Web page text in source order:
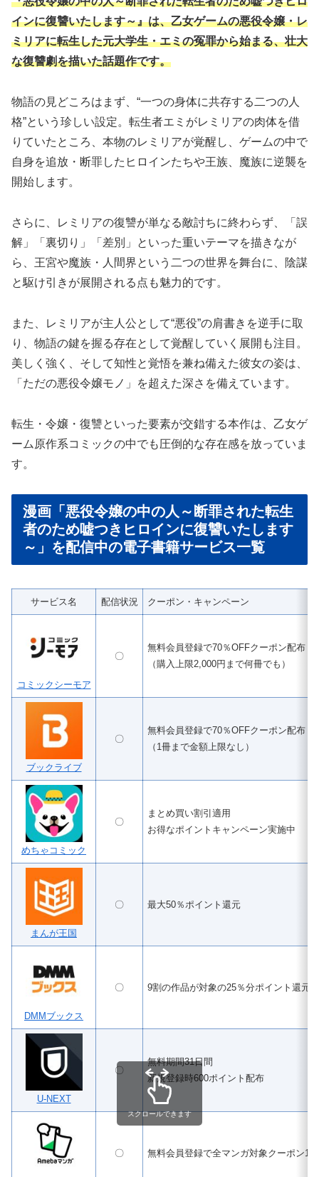
インに復讐いたします～』は、乙女ゲームの悪役令嬢・レ
ミリアに転生した元大学生・エミの冤罪から始まる、壮大
な復讐劇を描いた話題作です。
物語の見どころはまず、“一つの身体に共存する二つの人
格”という珍しい設定。転生者エミがレミリアの肉体を借
りていたところ、本物のレミリアが覚醒し、ゲームの中で
自身を追放・断罪したヒロインたちや王族、魔族に逆襲を
開始します。
さらに、レミリアの復讐が単なる敵討ちに終わらず、「誤
解」「裏切り」「差別」といった重いテーマを描きなが
ら、王宮や魔族・人間界という二つの世界を舞台に、陰謀
と駆け引きが展開される点も魅力的です。
また、レミリアが主人公として“悪役”の肩書きを逆手に取
り、物語の鍵を握る存在として覚醒していく展開も注目。
美しく強く、そして知性と覚悟を兼ね備えた彼女の姿は、
「ただの悪役令嬢モノ」を超えた深さを備えています。
転生・令嬢・復讐といった要素が交錯する本作は、乙女ゲ
ーム原作系コミックの中でも圧倒的な存在感を放っていま
す。
漫画「悪役令嬢の中の人～断罪された転生
者のため嘘つきヒロインに復讐いたします
～」を配信中の電子書籍サービス一覧
サービス名 配信状況 クーポン・キャンペーン
コミックシーモア
〇
無料会員登録で70％OFFクーポン配布
（購入上限2,000円まで何冊でも）
ブックライブ
〇
無料会員登録で70％OFFクーポン配布
（1冊まで金額上限なし）
めちゃコミック
〇
まとめ買い割引適用
お得なポイントキャンペーン実施中
まんが王国
〇 最大50％ポイント還元
DMMブックス
〇 9割の作品が対象の25％分ポイント還元
U-NEXT
〇
無料期間31日間
新規登録時600ポイント配布
〇 無料会員登録で全マンガ対象クーポン
スクロールできます